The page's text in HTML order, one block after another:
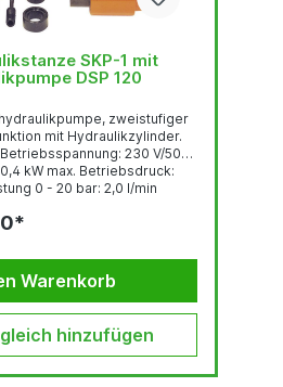
SKP-1 mit
DSP 120
zweistufiger
mit Hydraulikzylinder.
230 V/50
kW max. Betriebsdruck:
0 - 20 bar: 2,0 l/min
Ölvolumen: 0,8 l
1,8 m 1
Ø 19,0 mm1
Warenkorb
hinzufügen